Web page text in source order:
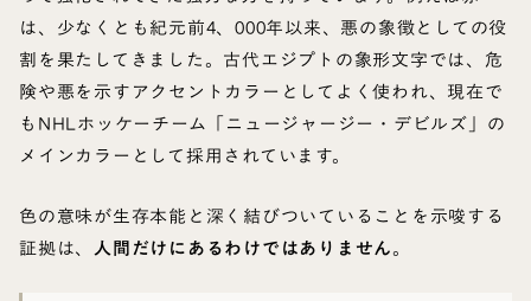
は、少なくとも紀元前4、000年以来、悪の象徴としての役
割を果たしてきました。古代エジプトの象形文字では、危
険や悪を示すアクセントカラーとしてよく使われ、現在で
もNHLホッケーチーム「ニュージャージー・デビルズ」の
メインカラーとして採用されています。
色の意味が生存本能と深く結びついていることを示唆する
証拠は、 人間だけにあるわけではありません。